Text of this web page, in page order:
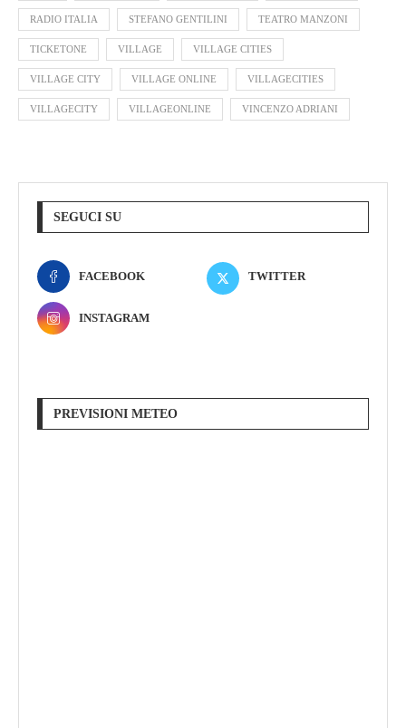
RADIO ITALIA STEFANO GENTILINI TEATRO MANZONI
TICKETONE VILLAGE VILLAGE CITIES
VILLAGE CITY VILLAGE ONLINE VILLAGECITIES
VILLAGECITY VILLAGEONLINE VINCENZO ADRIANI
SEGUCI SU
FACEBOOK TWITTER
INSTAGRAM
PREVISIONI METEO